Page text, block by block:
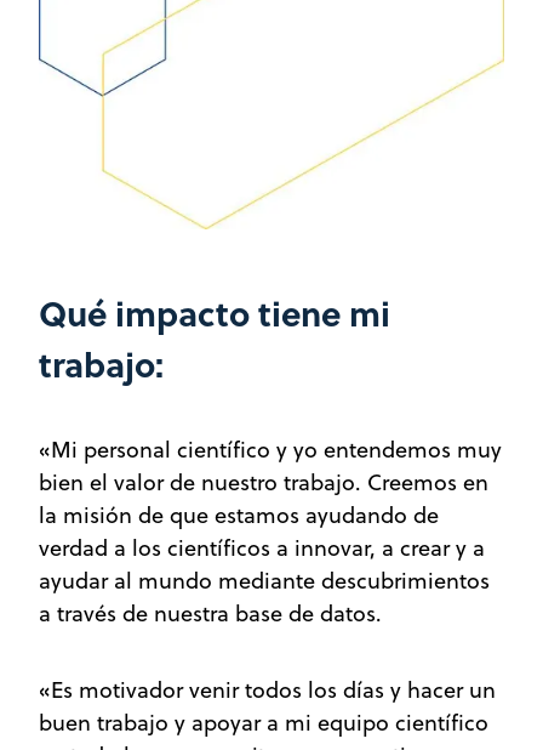
Qué impacto tiene mi
trabajo:
«Mi personal científico y yo entendemos muy
bien el valor de nuestro trabajo. Creemos en
la misión de que estamos ayudando de
verdad a los científicos a innovar, a crear y a
ayudar al mundo mediante descubrimientos
a través de nuestra base de datos.
«Es motivador venir todos los días y hacer un
buen trabajo y apoyar a mi equipo científico